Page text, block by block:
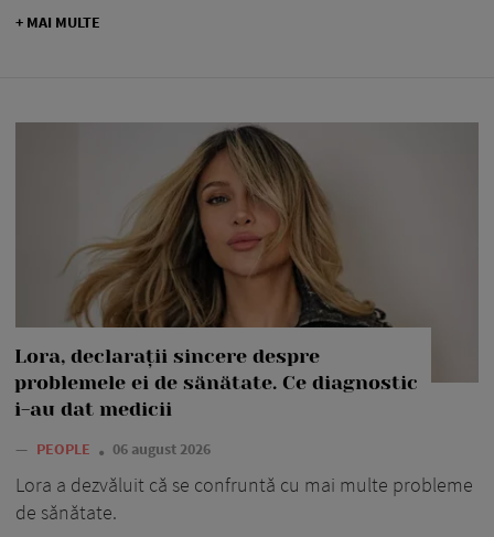
+ MAI MULTE
Lora, declarații sincere despre
problemele ei de sănătate. Ce diagnostic
i-au dat medicii
— PEOPLE 06 august 2026
Lora a dezvăluit că se confruntă cu mai multe probleme
de sănătate.